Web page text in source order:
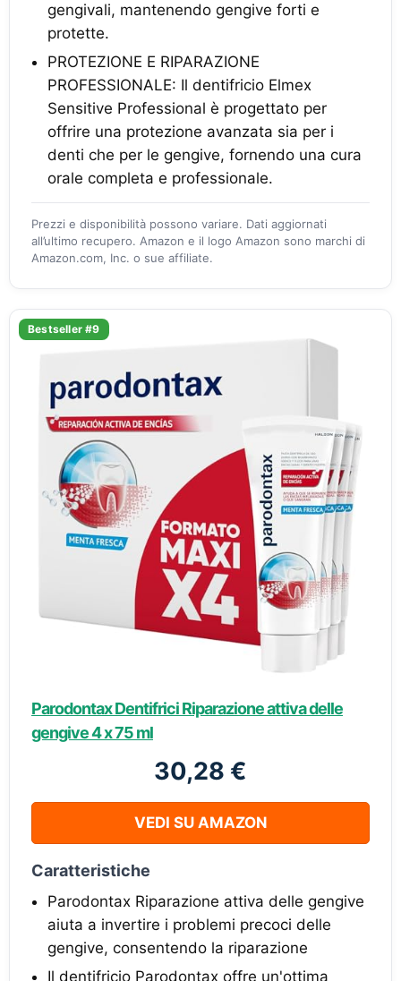
gengivali, mantenendo gengive forti e
protette.
PROTEZIONE E RIPARAZIONE
PROFESSIONALE: Il dentifricio Elmex
Sensitive Professional è progettato per
offrire una protezione avanzata sia per i
denti che per le gengive, fornendo una cura
orale completa e professionale.
Prezzi e disponibilità possono variare. Dati aggiornati
all’ultimo recupero. Amazon e il logo Amazon sono marchi di
Amazon.com, Inc. o sue affiliate.
Bestseller #9
Parodontax Dentifrici Riparazione attiva delle
gengive 4 x 75 ml
30,28 €
VEDI SU AMAZON
Caratteristiche
Parodontax Riparazione attiva delle gengive
aiuta a invertire i problemi precoci delle
gengive, consentendo la riparazione
Il dentifricio Parodontax offre un'ottima